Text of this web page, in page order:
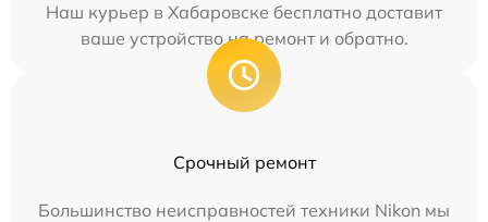
Наш курьер в Хабаровске бесплатно доставит
ваше устройство на ремонт и обратно.
Срочный ремонт
Большинство неисправностей техники Nikon мы